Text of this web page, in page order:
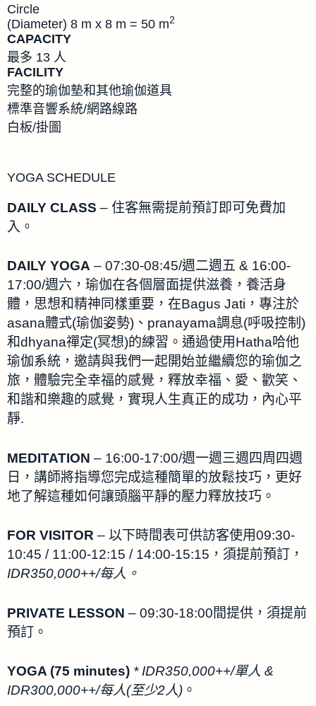
Circle
(Diameter) 8 m x 8 m = 50 m2
CAPACITY
最多 13 人
FACILITY
完整的瑜伽墊和其他瑜伽道具
標準音響系統/網路線路
白板/掛圖
YOGA SCHEDULE
DAILY CLASS – 住客無需提前預訂即可免費加
入。
DAILY YOGA – 07:30-08:45/週二週五 & 16:00-
17:00/週六，瑜伽在各個層面提供滋養，養活身
體，思想和精神同樣重要，在Bagus Jati，專注於
asana體式(瑜伽姿勢)、pranayama調息(呼吸控制)
和dhyana禪定(冥想)的練習。通過使用Hatha哈他
瑜伽系統，邀請與我們一起開始並繼續您的瑜伽之
旅，體驗完全幸福的感覺，釋放幸福、愛、歡笑、
和諧和樂趣的感覺，實現人生真正的成功，內心平
靜.
MEDITATION – 16:00-17:00/週一週三週四周四週
日，講師將指導您完成這種簡單的放鬆技巧，更好
地了解這種如何讓頭腦平靜的壓力釋放技巧。
FOR VISITOR – 以下時間表可供訪客使用09:30-
10:45 / 11:00-12:15 / 14:00-15:15，須提前預訂，
IDR350,000++/每人。
PRIVATE LESSON – 09:30-18:00間提供，須提前
預訂。
YOGA (75 minutes) * IDR350,000++/單人 &
IDR300,000++/每人(至少2人) 。